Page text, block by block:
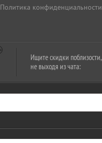
Политика конфиденциальности
Ищите скидки поблизости,
не выходя из чата: